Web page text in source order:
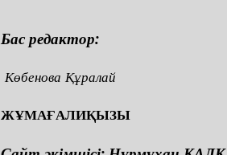
Бас редактор:
Көбенова Құралай
ЖҰМАҒАЛИҚЫЗЫ